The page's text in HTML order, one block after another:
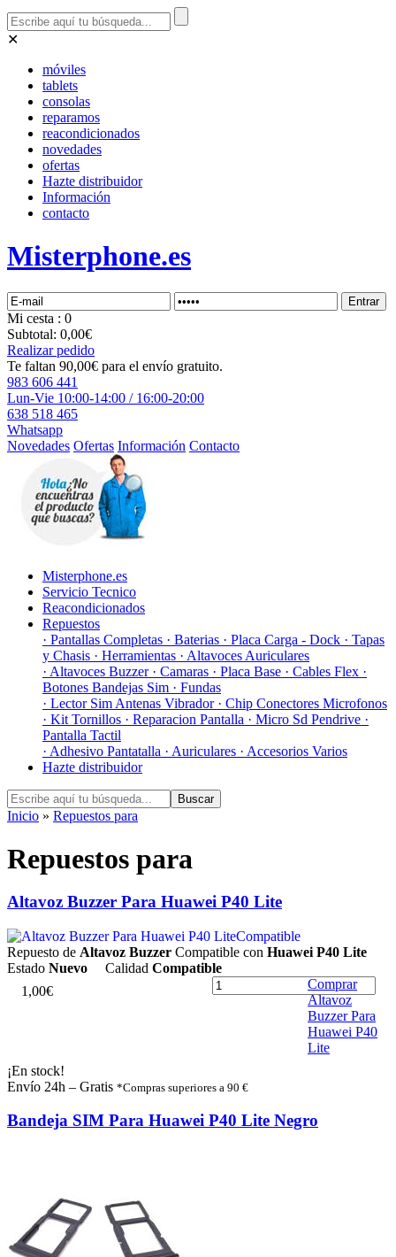
✕
móviles
tablets
consolas
reparamos
reacondicionados
novedades
ofertas
Hazte distribuidor
Información
contacto
Misterphone.es
Mi cesta : 0
Subtotal: 0,00€
Realizar pedido
Te faltan 90,00€ para el envío gratuito.
983 606 441
Lun-Vie 10:00-14:00 / 16:00-20:00
638 518 465
Whatsapp
Novedades Ofertas Información Contacto
Misterphone.es
Servicio Tecnico
Reacondicionados
Repuestos
· Pantallas Completas · Baterias · Placa Carga - Dock · Tapas
y Chasis · Herramientas · Altavoces Auriculares
· Altavoces Buzzer · Camaras · Placa Base · Cables Flex ·
Botones Bandejas Sim · Fundas
· Lector Sim Antenas Vibrador · Chip Conectores Microfonos
· Kit Tornillos · Reparacion Pantalla · Micro Sd Pendrive ·
Pantalla Tactil
· Adhesivo Pantatalla · Auriculares · Accesorios Varios
Hazte distribuidor
Buscar
Inicio » Repuestos para
Repuestos para
Altavoz Buzzer Para Huawei P40 Lite
Compatible
Repuesto de Altavoz Buzzer Compatible con Huawei P40 Lite
Estado Nuevo Calidad Compatible
1 ,00€
Comprar
Altavoz
Buzzer Para
Huawei P40
Lite
¡En stock!
Envío 24h – Gratis *Compras superiores a 90 €
Bandeja SIM Para Huawei P40 Lite Negro